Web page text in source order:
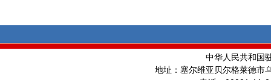
中华人民共和国
地址：塞尔维亚贝尔格莱德市